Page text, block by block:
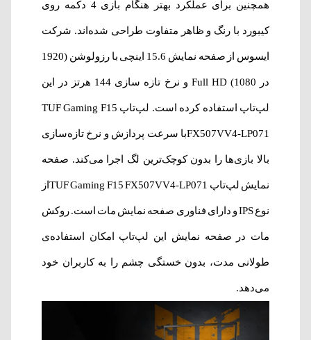
همچنین برای عملکرد بهتر هنگام بازی 4 دکمه روی
کیبورد با رنگ و ظاهر متفاوت طراحی شده‌اند. شرکت
ایسوس از صفحه نمایش 15.6 اینچی با رزولوشن (1920
در 1080) Full HD و نرخ تازه سازی 144 هرتز در این
لپ‌تاپ استفاده کرده است. لپ‌تاپ TUF Gaming F15
FX507VV4-LP071با سرعت پردازش و نرخ تازه‌سازی
بالا بازی‌ها را بدون کوچک‌ترین لگ اجرا می‌کند. صفحه
نمایش لپ‌‌تاپ TUF Gaming F15 FX507VV4-LP071از
نوع IPS و دارای فناوری صفحه نمایش مات است. روکش
مات در صفحه نمایش این لپ‌تاپ امکان استفاده‌ی
طولانی مدت، بدون خستگی چشم را به کاربران خود
می‌دهد.